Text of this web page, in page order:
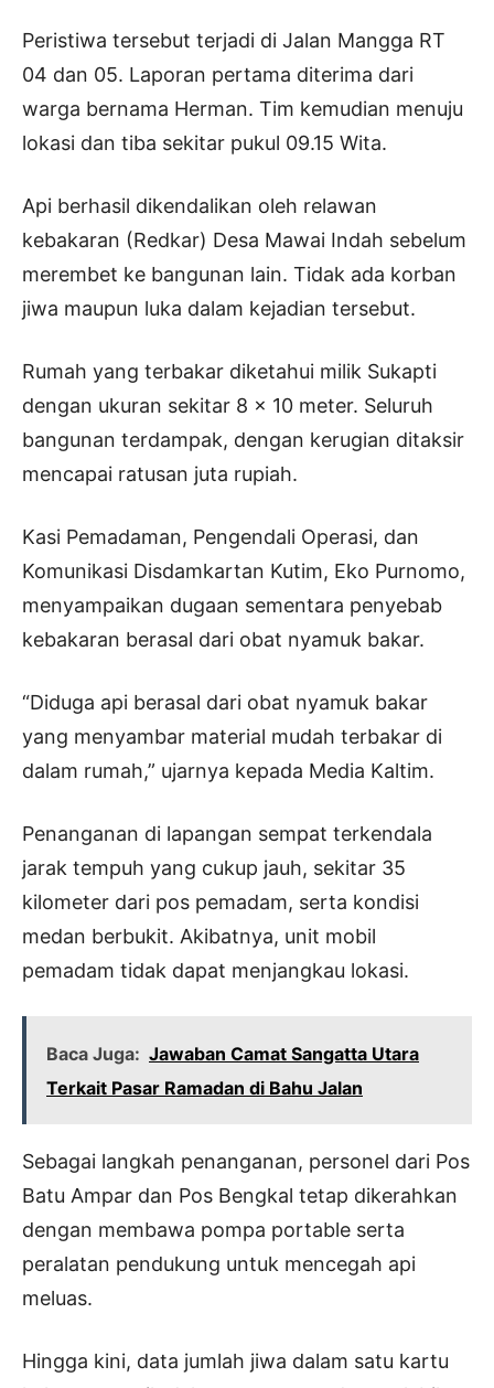
Peristiwa tersebut terjadi di Jalan Mangga RT
04 dan 05. Laporan pertama diterima dari
warga bernama Herman. Tim kemudian menuju
lokasi dan tiba sekitar pukul 09.15 Wita.
Api berhasil dikendalikan oleh relawan
kebakaran (Redkar) Desa Mawai Indah sebelum
merembet ke bangunan lain. Tidak ada korban
jiwa maupun luka dalam kejadian tersebut.
Rumah yang terbakar diketahui milik Sukapti
dengan ukuran sekitar 8 x 10 meter. Seluruh
bangunan terdampak, dengan kerugian ditaksir
mencapai ratusan juta rupiah.
Kasi Pemadaman, Pengendali Operasi, dan
Komunikasi Disdamkartan Kutim, Eko Purnomo,
menyampaikan dugaan sementara penyebab
kebakaran berasal dari obat nyamuk bakar.
“Diduga api berasal dari obat nyamuk bakar
yang menyambar material mudah terbakar di
dalam rumah,” ujarnya kepada Media Kaltim.
Penanganan di lapangan sempat terkendala
jarak tempuh yang cukup jauh, sekitar 35
kilometer dari pos pemadam, serta kondisi
medan berbukit. Akibatnya, unit mobil
pemadam tidak dapat menjangkau lokasi.
Baca Juga: Jawaban Camat Sangatta Utara
Terkait Pasar Ramadan di Bahu Jalan
Sebagai langkah penanganan, personel dari Pos
Batu Ampar dan Pos Bengkal tetap dikerahkan
dengan membawa pompa portable serta
peralatan pendukung untuk mencegah api
meluas.
Hingga kini, data jumlah jiwa dalam satu kartu